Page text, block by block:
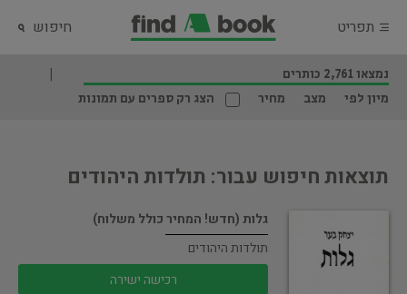
תפריט חיפוש
נמצאו 2,761 כותרים
מיון לפי
מצב מחיר הצג רק ספרים עם תמונות
תוצאות חיפוש עבור: תולדות היהודים
גלות (חדש! המחיר כולל משלוח)
תולדות היהודים
רכישה ישירה